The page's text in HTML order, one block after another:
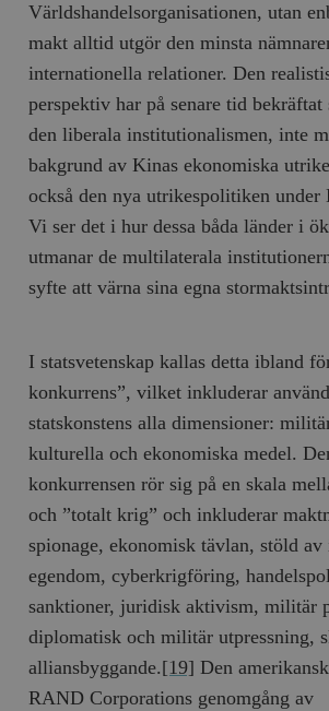
Världshandelsorganisationen, utan
makt alltid utgör den minsta
internationella relationer. Den
perspektiv har på senare tid
den liberala institutionalismen, inte
bakgrund av Kinas ekonomiska
också den nya utrikespolitiken under
Vi ser det i hur dessa båda länder i
utmanar de multilaterala
syfte att värna sina egna
I statsvetenskap kallas detta ibland
konkurrens”, vilket inkluderar
statskonstens alla dimensioner:
kulturella och ekonomiska medel.
konkurrensen rör sig på en skala
och ”totalt krig” och inkluderar
spionage, ekonomisk tävlan, stöld
egendom, cyberkrigföring,
sanktioner, juridisk aktivism, militär
diplomatisk och militär utpressning,
alliansbyggande.[19] Den
RAND Corporations genomgång av